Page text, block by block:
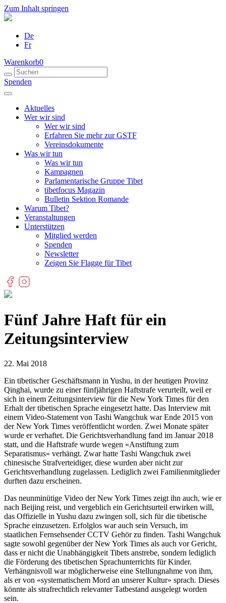
Zum Inhalt springen
De
Fr
Warenkorb0
Spenden
Aktuelles
Wer wir sind
Wer wir sind
Erfahren Sie mehr zur GSTF
Vereinsdokumente
Was wir tun
Was wir tun
Kampagnen
Parlamentarische Gruppe Tibet
tibetfocus Magazin
Bulletin Sektion Romande
Warum Tibet?
Veranstaltungen
Unterstützen
Mitglied werden
Spenden
Newsletter
Zeigen Sie Flagge für Tibet
Fünf Jahre Haft für ein
Zeitungsinterview
22. Mai 2018
Ein tibetischer Geschäftsmann in Yushu, in der heutigen Provinz
Qinghai, wurde zu einer fünfjährigen Haftstrafe verurteilt, weil er
sich in einem Zeitungsinterview für die New York Times für den
Erhalt der tibetischen Sprache eingesetzt hatte. Das Interview mit
einem Video-Statement von Tashi Wangchuk war Ende 2015 von
der New York Times veröffentlicht worden. Zwei Monate später
wurde er verhaftet. Die Gerichtsverhandlung fand im Januar 2018
statt, und die Haftstrafe wurde wegen «Anstiftung zum
Separatismus» verhängt. Zwar hatte Tashi Wangchuk zwei
chinesische Strafverteidiger, diese wurden aber nicht zur
Gerichtsverhandlung zugelassen. Lediglich zwei Familienmitglieder
durften dazu erscheinen.
Das neunminütige Video der New York Times zeigt ihn auch, wie er
nach Beijing reist, und vergeblich ein Gerichtsurteil erwirken will,
das Offizielle in Yushu dazu zwingen soll, sich für die tibetische
Sprache einzusetzen. Erfolglos war auch sein Versuch, im
staatlichen Fernsehsender CCTV Gehör zu finden. Tashi Wangchuk
sagte sowohl gegenüber der New York Times als auch vor Gericht,
dass er nicht die Unabhängigkeit Tibets anstrebe, sondern lediglich
die Förderung des tibetischen Sprachunterrichts für Kinder.
Verhängnisvoll war möglicherweise eine Stellungnahme von ihm,
als er von «systematischem Mord an unserer Kultur» sprach. Dieses
könnte als strafrechtlich relevanter Tatbestand ausgelegt worden
sein.